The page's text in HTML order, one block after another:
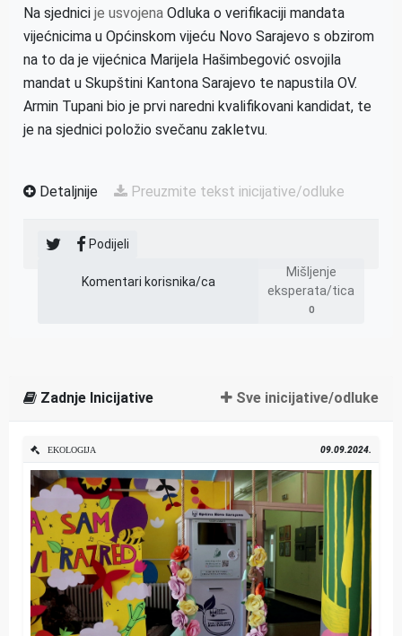
Na sjednici je usvojena Odluka o verifikaciji mandata
vijećnicima u Općinskom vijeću Novo Sarajevo s obzirom
na to da je vijećnica Marijela Hašimbegović osvojila
mandat u Skupštini Kantona Sarajevo te napustila OV.
Armin Tupani bio je prvi naredni kvalifikovani kandidat, te
je na sjednici položio svečanu zakletvu.
Detaljnije Preuzmite tekst inicijative/odluke
Podijeli
Mišljenje
0
Zadnje Inicijative Sve inicijative/odluke
EKOLOGIJA 09.09.2024.